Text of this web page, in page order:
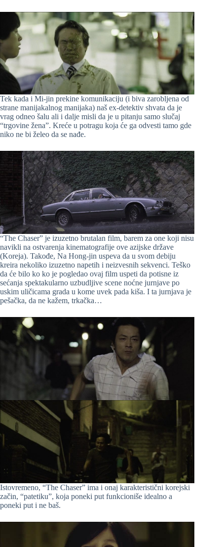
Tek kada i Mi-jin prekine komunikaciju (i biva zarobljena od
strane manijakalnog manijaka) naš ex-detektiv shvata da je
vrag odneo šalu ali i dalje misli da je u pitanju samo slučaj
“trgovine žena”. Kreće u potragu koja će ga odvesti tamo gde
niko ne bi želeo da se nađe.
“The Chaser” je izuzetno brutalan film, barem za one koji nisu
navikli na ostvarenja kinematografije ove azijske države
(Koreja). Takođe, Na Hong-jin uspeva da u svom debiju
kreira nekoliko izuzetno napetih i neizvesnih sekvenci. Teško
da će bilo ko ko je pogledao ovaj film uspeti da potisne iz
sećanja spektakularno uzbudljive scene noćne jurnjave po
uskim uličicama grada u kome uvek pada kiša. I ta jurnjava je
pešačka, da ne kažem, trkačka…
Istovremeno, “The Chaser” ima i onaj karakteristični korejski
začin, “patetiku”, koja poneki put funkcioniše idealno a
poneki put i ne baš.